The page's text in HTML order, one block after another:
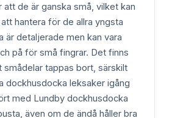
att de är ganska små, vilket kan
hantera för de allra yngsta
är detaljerade men kan vara
på för små fingrar. Det finns
smådelar tappas bort, särskilt
dockhusdocka leksaker igång
med Lundby dockhusdocka
även om de ändå håller bra